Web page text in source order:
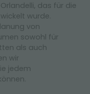
das für die
wurde.
von
sowohl für
als auch
wir
jedem